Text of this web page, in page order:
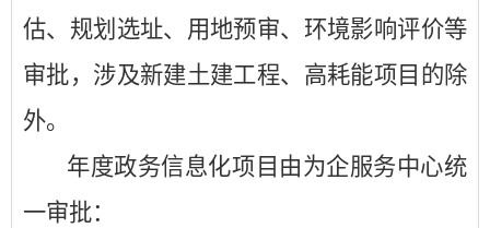
估、规划选址、用地预审、环境影响评价等
审批，涉及新建土建工程、高耗能项目的除
外。
年度政务信息化项目由为企服务中心统
一审批：